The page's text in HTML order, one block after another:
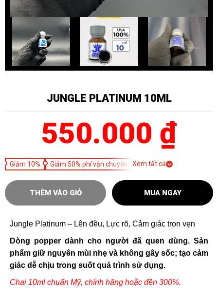
JUNGLE PLATINUM 10ML
550.000 ₫
Giảm 10% Giảm 50% phí vận chuyển Xem tất cả
THÊM VÀO GIỎ MUA NGAY
Jungle Platinum – Lên đều, Lực rõ, Cảm giác trọn vẹn
Dòng popper dành cho người đã quen dùng. Sản
phẩm giữ nguyên mùi nhẹ và không gây sốc; tạo cảm
giác dễ chịu trong suốt quá trình sử dụng.
Chai 10ml chuẩn Mỹ, chính hãng hoặc đền 300%.